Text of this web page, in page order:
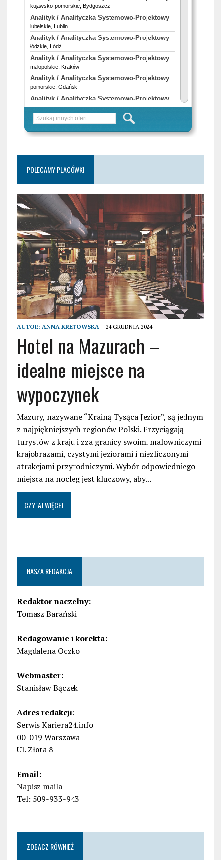
POLECAMY PLACÓWKI
AUTOR: ANNA KRETOWSKA 24 GRUDNIA 2024
Hotel na Mazurach –
idealne miejsce na
wypoczynek
Mazury, nazywane “Krainą Tysąca Jezior”, są jednym
z najpiękniejszych regionów Polski. Przyciągają
turystów z kraju i zza granicy swoimi malowniczymi
krajobrazami, czystymi jeziorami i niezliczonymi
atrakcjami przyrodniczymi. Wybór odpowiedniego
miejsca na nocleg jest kluczowy, aby…
CZYTAJ WIĘCEJ
NASZA REDAKCJA
Redaktor naczelny:
Tomasz Barański
Redagowanie i korekta:
Magdalena Oczko
Webmaster:
Stanisław Bączek
Adres redakcji:
Serwis Kariera24.info
00-019 Warszawa
Ul. Złota 8
Email:
Napisz maila
Tel: 509-933-943
ZOBACZ RÓWNIEŻ